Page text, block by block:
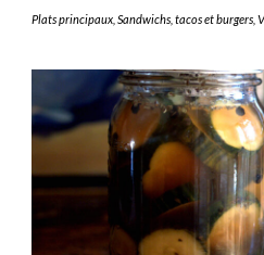
Plats principaux Sandwichs, tacos et burgers